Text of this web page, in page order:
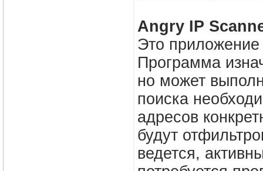
Angry IP
Это
Программа
но может
поиска
адресов
будут
ведется,